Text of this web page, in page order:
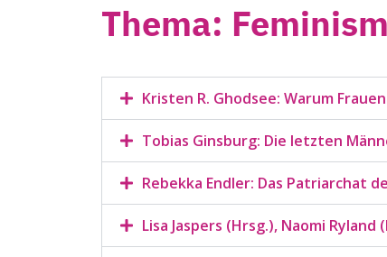
Thema:
Kristen R. Ghodsee: Warum
Tobias Ginsburg: Die letzten
Rebekka Endler: Das Patriarchat
Lisa Jaspers (Hrsg.), Naomi